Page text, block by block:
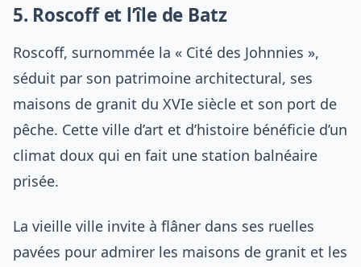
5. Roscoff et l’île de Batz
Roscoff, surnommée la « Cité des Johnnies »,
séduit par son patrimoine architectural, ses
maisons de granit du XVIe siècle et son port de
pêche. Cette ville d’art et d’histoire bénéficie d’un
climat doux qui en fait une station balnéaire
prisée.
La vieille ville invite à flâner dans ses ruelles
pavées pour admirer les maisons de granit et les